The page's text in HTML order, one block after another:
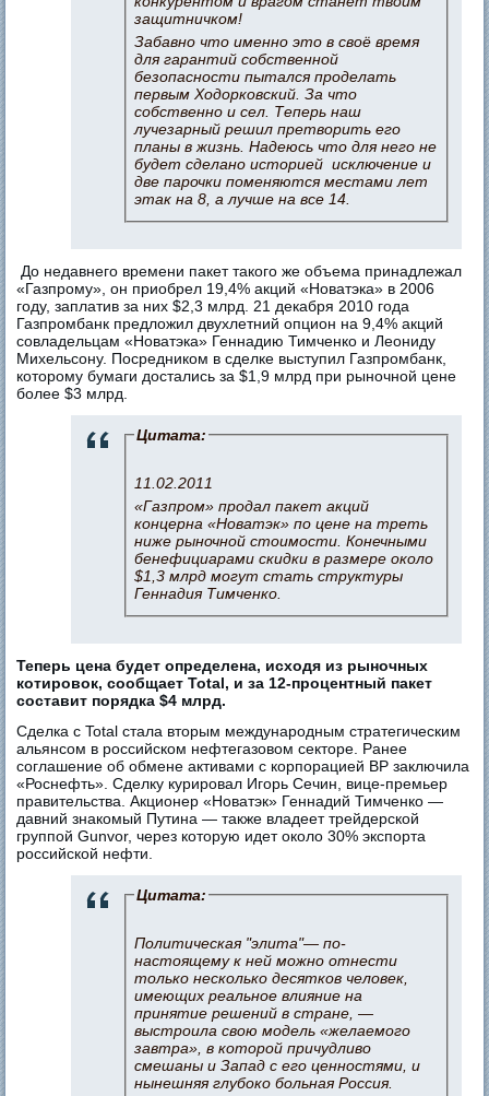
защитничком!
Забавно что именно это в своё время
для гарантий собственной
безопасности пытался проделать
первым Ходорковский. За что
собственно и сел. Теперь наш
лучезарный решил претворить его
планы в жизнь. Надеюсь что для него не
будет сделано историей исключение и
две парочки поменяются местами лет
этак на 8, а лучше на все 14.
До недавнего времени пакет такого же объема принадлежал
«Газпрому», он приобрел 19,4% акций «Новатэка» в 2006
году, заплатив за них $2,3 млрд. 21 декабря 2010 года
Газпромбанк предложил двухлетний опцион на 9,4% акций
совладельцам «Новатэка» Геннадию Тимченко и Леониду
Михельсону. Посредником в сделке выступил Газпромбанк,
которому бумаги достались за $1,9 млрд при рыночной цене
более $3 млрд.
Цитата:
11.02.2011
«Газпром» продал пакет акций
концерна «Новатэк» по цене на треть
ниже рыночной стоимости. Конечными
бенефициарами скидки в размере около
$1,3 млрд могут стать структуры
Геннадия Тимченко.
Теперь цена будет определена, исходя из рыночных
котировок, сообщает Total, и за 12-процентный пакет
составит порядка $4 млрд.
Сделка с Total стала вторым международным стратегическим
альянсом в российском нефтегазовом секторе. Ранее
соглашение об обмене активами с корпорацией BP заключила
«Роснефть». Сделку курировал Игорь Сечин, вице-премьер
правительства. Акционер «Новатэк» Геннадий Тимченко —
давний знакомый Путина — также владеет трейдерской
группой Gunvor, через которую идет около 30% экспорта
российской нефти.
Цитата:
Политическая "элита"— по-
настоящему к ней можно отнести
только несколько десятков человек,
имеющих реальное влияние на
принятие решений в стране, —
выстроила свою модель «желаемого
завтра», в которой причудливо
смешаны и Запад с его ценностями, и
нынешняя глубоко больная Россия.